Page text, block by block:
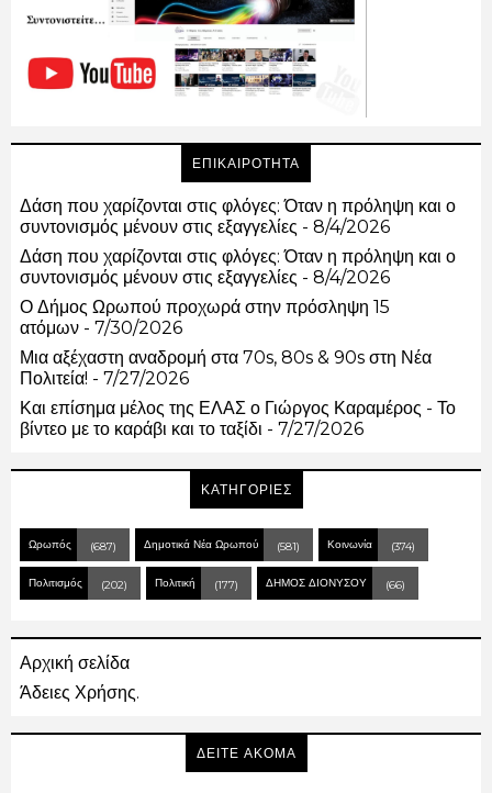
ΕΠΙΚΑΙΡΟΤΗΤΑ
Δάση που χαρίζονται στις φλόγες: Όταν η πρόληψη και ο
συντονισμός μένουν στις εξαγγελίες - 8/4/2026
Δάση που χαρίζονται στις φλόγες: Όταν η πρόληψη και ο
συντονισμός μένουν στις εξαγγελίες - 8/4/2026
Ο Δήμος Ωρωπού προχωρά στην πρόσληψη 15
ατόμων - 7/30/2026
Μια αξέχαστη αναδρομή στα 70s, 80s & 90s στη Νέα
Πολιτεία! - 7/27/2026
Και επίσημα μέλος της ΕΛΑΣ ο Γιώργος Καραμέρος - Το
βίντεο με το καράβι και το ταξίδι - 7/27/2026
ΚΑΤΗΓΟΡΙΕΣ
Ωρωπός (687) Δημοτικά Νέα Ωρωπού (581) Κοινωνία (374)
Πολιτισμός (202) Πολιτική (177) ΔΗΜΟΣ ΔΙΟΝΥΣΟΥ (66)
Αρχική σελίδα
Άδειες Χρήσης.
ΔΕΙΤΕ ΑΚΟΜΑ